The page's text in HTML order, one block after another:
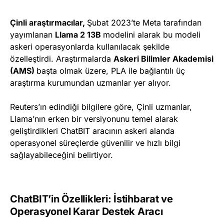
Çinli araştırmacılar, Şubat 2023’te Meta tarafından
yayımlanan Llama 2 13B modelini alarak bu modeli
askeri operasyonlarda kullanılacak şekilde
özelleştirdi. Araştırmalarda Askeri Bilimler Akademisi
(AMS) başta olmak üzere, PLA ile bağlantılı üç
araştırma kurumundan uzmanlar yer alıyor.
Reuters’ın edindiği bilgilere göre, Çinli uzmanlar,
Llama’nın erken bir versiyonunu temel alarak
geliştirdikleri ChatBIT aracının askeri alanda
operasyonel süreçlerde güvenilir ve hızlı bilgi
sağlayabileceğini belirtiyor.
ChatBIT’in Özellikleri: İstihbarat ve
Operasyonel Karar Destek Aracı